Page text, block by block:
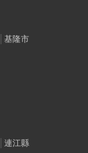
基隆市
連江縣